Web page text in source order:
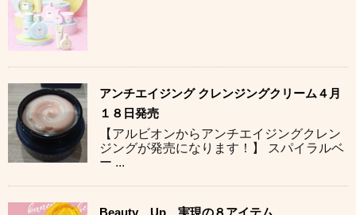
アンチエイジング クレンジングクリーム４月
１８日発売
【アルビオンからアンチエイジングクレン
ジングが発売になります！】 スパイラルベ
ー ...
Beauty Up 実現の８アイテム